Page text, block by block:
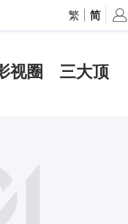
繁 简
视圈 三大顶